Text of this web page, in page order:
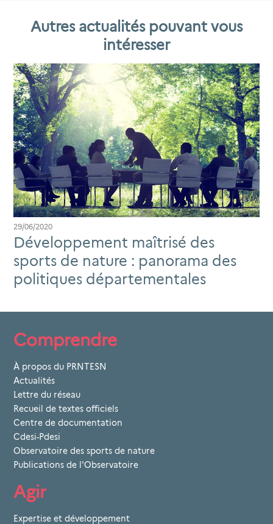
Autres actualités pouvant vous
intéresser
29/06/2020
Développement maîtrisé des
sports de nature : panorama des
politiques départementales
Comprendre
À propos du PRNTESN
Actualités
Lettre du réseau
Recueil de textes officiels
Centre de documentation
Cdesi-Pdesi
Observatoire des sports de nature
Publications de l'Observatoire
Agir
Expertise et développement